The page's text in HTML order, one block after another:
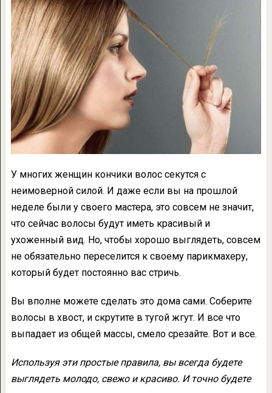
У многих женщин кончики волос секутся с
неимоверной силой. И даже если вы на прошлой
неделе были у своего мастера, это совсем не значит,
что сейчас волосы будут иметь красивый и
ухоженный вид. Но, чтобы хорошо выглядеть, совсем
не обязательно переселится к своему парикмахеру,
который будет постоянно вас стричь.
Вы вполне можете сделать это дома сами. Соберите
волосы в хвост, и скрутите в тугой жгут. И все что
выпадает из общей массы, смело срезайте. Вот и все.
Используя эти простые правила, вы всегда будете
выглядеть молодо, свежо и красиво. И точно будете